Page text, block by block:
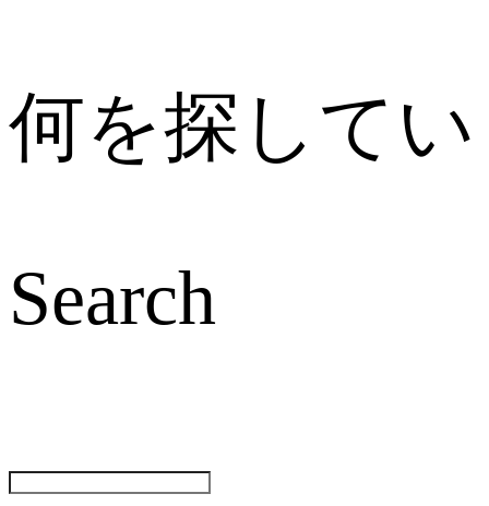
何を探して
Search